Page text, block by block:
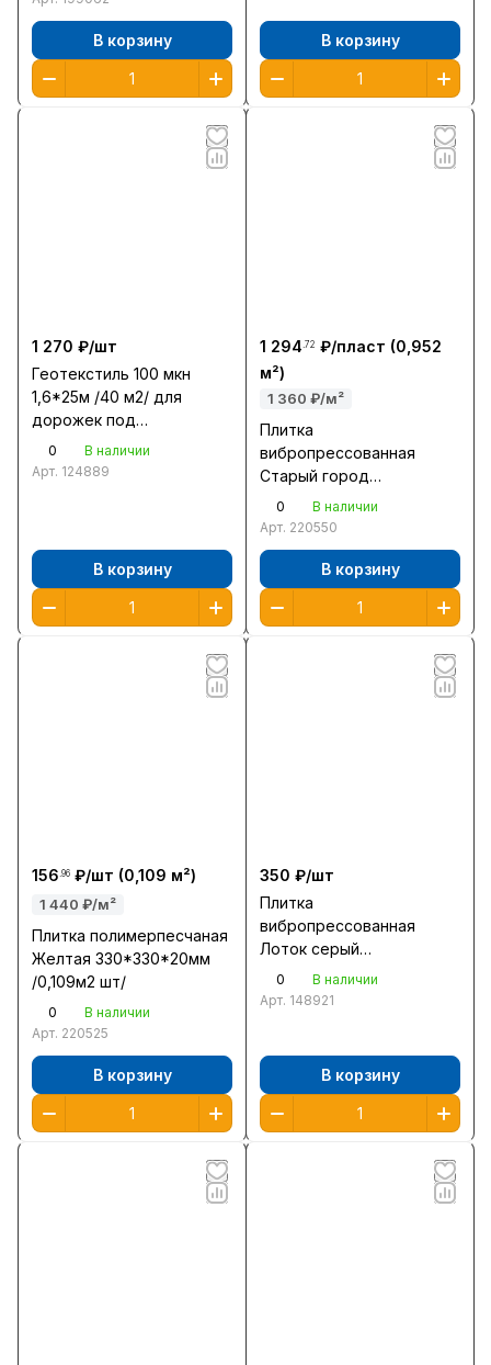
В корзину В корзину
1 270 ₽/шт
Геотекстиль 100 мкн
1,6*25м /40 м2/ для
дорожек под
тротуарную плитку
0
В наличии
Арт. 124889
В корзину
1 294.72 ₽/пласт (0,952
м²)
1 360 ₽/м²
Плитка
вибропрессованная
Старый город
коричневый
120*180,120*120,120*90*40мм
0
В наличии
Арт. 220550
В корзину
156.96 ₽/шт (0,109 м²)
1 440 ₽/м²
Плитка полимерпесчаная
Желтая 330*330*20мм
/0,109м2 шт/
0
В наличии
Арт. 220525
В корзину
350 ₽/шт
Плитка
вибропрессованная
Лоток серый
500*200*70мм Тула
0
В наличии
Арт. 148921
В корзину